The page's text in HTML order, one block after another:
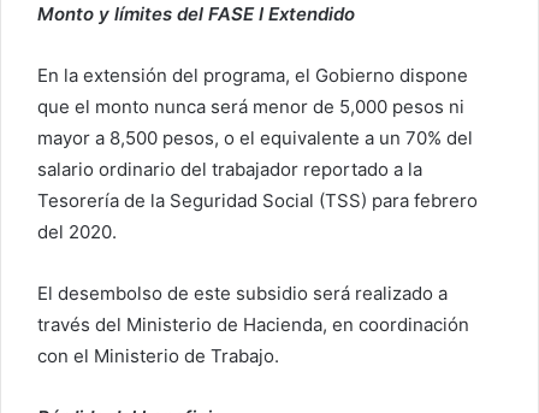
Monto y límites del FASE I Extendido
En la extensión del programa, el Gobierno dispone
que el monto nunca será menor de 5,000 pesos ni
mayor a 8,500 pesos, o el equivalente a un 70% del
salario ordinario del trabajador reportado a la
Tesorería de la Seguridad Social (TSS) para febrero
del 2020.
El desembolso de este subsidio será realizado a
través del Ministerio de Hacienda, en coordinación
con el Ministerio de Trabajo.